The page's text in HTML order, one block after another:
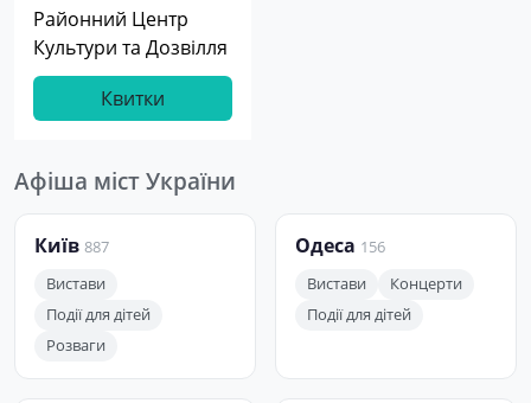
Районний Центр
Культури та Дозвілля
Квитки
Афіша міст України
Київ 887
Вистави
Події для дітей
Розваги
Одеса 156
Вистави
Концерти
Події для дітей